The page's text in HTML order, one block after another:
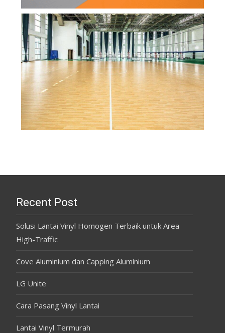
Recent Post
Solusi Lantai Vinyl Homogen Terbaik untuk Area
High-Traffic
Cove Aluminium dan Capping Aluminium
LG Unite
Cara Pasang Vinyl Lantai
Lantai Vinyl Termurah